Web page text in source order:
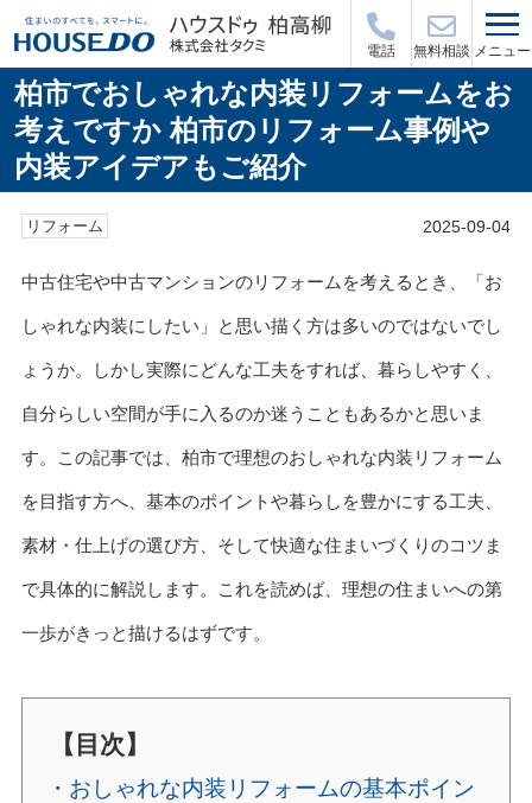
電話 無料相談 メニュー
柏市でおしゃれな内装リフォームをお
考えですか 柏市のリフォーム事例や
内装アイデアもご紹介
リフォーム 2025-09-04
中古住宅や中古マンションのリフォームを考えるとき、「お
しゃれな内装にしたい」と思い描く方は多いのではないでし
ょうか。しかし実際にどんな工夫をすれば、暮らしやすく、
自分らしい空間が手に入るのか迷うこともあるかと思いま
す。この記事では、柏市で理想のおしゃれな内装リフォーム
を目指す方へ、基本のポイントや暮らしを豊かにする工夫、
素材・仕上げの選び方、そして快適な住まいづくりのコツま
で具体的に解説します。これを読めば、理想の住まいへの第
一歩がきっと描けるはずです。
【目次】
・おしゃれな内装リフォームの基本ポイン